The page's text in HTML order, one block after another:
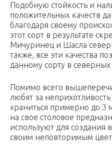
Подобную стойкость и
положительных качеств
благодаря своему
этот сорт в результате
Мичуринец и Шасла
также, все эти качества
данному сорту в
Помимо всего
любят за
храниться примерно до 3
на свое столовое
используют для создания
своим неповторимым